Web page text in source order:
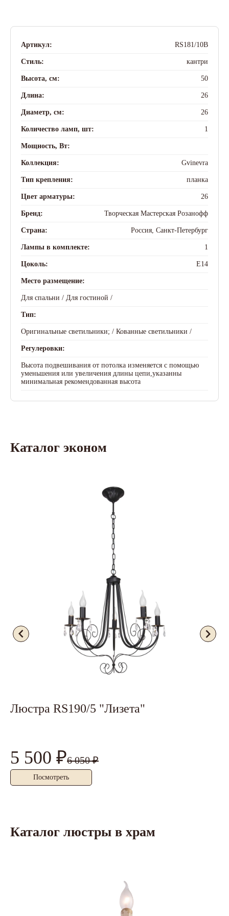
Артикул: RS181/10B
Стиль: кантри
Высота, см: 50
Длина: 26
Диаметр, см: 26
Количество ламп, шт: 1
Мощность, Вт:
Коллекция: Gvinevra
Тип крепления: планка
Цвет арматуры: 26
Бренд: Творческая Мастерская Розанофф
Страна: Россия, Санкт-Петербург
Лампы в комплекте: 1
Цоколь: E14
Место размещение:
Для спальни / Для гостиной /
Тип:
Оригинальные светильники; / Кованные светильники /
Регулеровки:
Высота подвешивания от потолка изменяется с помощью
уменьшения или увеличения длины цепи,указанны
минимальная рекомендованная высота
Каталог эконом
Люстра RS190/5 "Лизета"
5 500 ₽6 050 ₽
Посмотреть
Каталог люстры в храм